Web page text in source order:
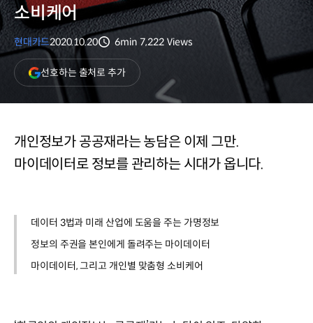
소비케어
현대카드2020.10.20
6min 7,222 Views
선호하는 출처로 추가(새
창
열림)
개인정보가 공공재라는 농담은 이제 그만.
마이데이터로 정보를 관리하는 시대가 옵니다.
데이터 3법과 미래 산업에 도움을 주는 가명정보
정보의 주권을 본인에게 돌려주는 마이데이터
마이데이터, 그리고 개인별 맞춤형 소비케어